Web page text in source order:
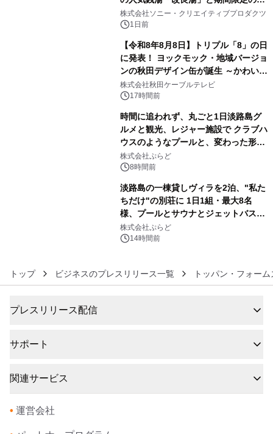
ラボレーション サウナイキタイコラ
ボグッズも発売決定！
株式会社ソニー・クリエイティブプロダクツ
1日前
【令和8年8月8日】トリプル「8」の日
に発表！ ヨックモック・地域バージョ
ンの秋田デザイン缶が誕生 ～かわいい
秋田犬の子犬と秋田の四季と名所を巡
るパッケージ～ 9月1日(火)秋田県内で
販売開始
株式会社秋田ケーブルテレビ
17時間前
時間に追われず、丸ごと1日淡路島グ
ルメと観光、レジャー施設で クラブハ
ウスのようなプールと、変わった形の
サウナも 「THE BOXY AWAJI」のお
得な素泊まり連泊プランで
株式会社ぷらど
8時間前
淡路島の一棟貸しヴィラを2泊、"私た
ちだけ"の別荘に 1日1組・最大8名
様、プールとサウナとジェットバス付
きで Villa Mon Temps AWAJIの連泊
素泊りプラン
株式会社ぷらど
14時間前
トップ ビジネスのプレスリリース一覧 トッパン・フォー
プレスリリース配信
サポート
関連サービス
• 運営会社